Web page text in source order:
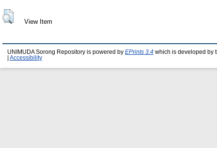
View Item
UNIMUDA Sorong Repository is powered by EPrints 3.4 which is developed by
Accessibility